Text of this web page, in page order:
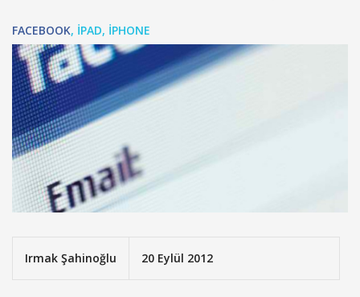
FACEBOOK, IPAD, IPHONE
Irmak Şahinoğlu 20 Eylül 2012